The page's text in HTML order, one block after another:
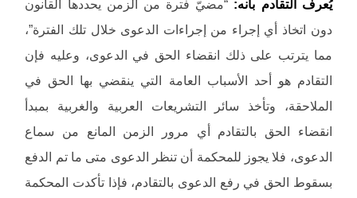
يُعرف التقادم بأنه: “مضيّ فترة من الزمن يحددها القانون
دون اتخاذ أي إجراء من إجراءات الدعوى خلال تلك الفترة”،
مما يترتب على ذلك انقضاء الحق في الدعوى، وعليه فإن
التقادم هو أحد الأسباب العامة التي ينقضي بها الحق في
الملاحقة، وتأخذ سائر التشريعات العربية والغربية بمبدأ
انقضاء الحق بالتقادم أي مرور الزمن المانع من سماع
الدعوى، فلا يجوز للمحكمة أن تنظر الدعوى متى ما تم الدفع
بسقوط الحق في رفع الدعوى بالتقادم، فإذا تأكدت المحكمة